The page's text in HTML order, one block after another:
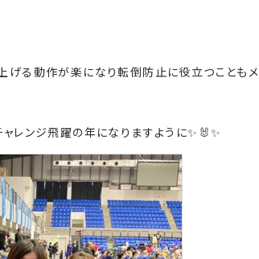
る動作が楽になり転倒防止に役立つこともメ
レンジ飛躍の年になりますように✨🐰✨